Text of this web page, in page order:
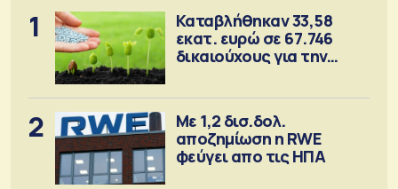
1
Καταβλήθηκαν 33,58
εκατ. ευρώ σε 67.746
δικαιούχους για την
2
Με 1,2 δισ.δολ.
αποζημίωση η RWE
φεύγει απο τις ΗΠΑ